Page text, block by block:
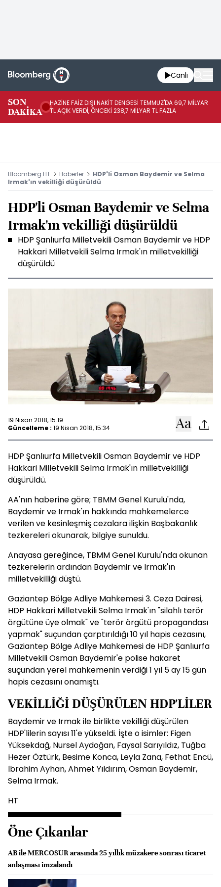
Canlı
SON
DAKİKA
HAZİNE FAİZ DIŞI NAKİT DENGESİ TEMMUZ'DA 69,7 MİLYAR
TL AÇIK VERDİ, ÖNCEKİ 238,7 MİLYAR TL FAZLA
Bloomberg HT Haberler
HDP'li Osman Baydemir ve Selma
Irmak'ın vekilliği düşürüldü
HDP'li Osman Baydemir ve Selma
Irmak'ın vekilliği düşürüldü
HDP Şanlıurfa Milletvekili Osman Baydemir ve HDP
Hakkari Milletvekili Selma Irmak'ın milletvekilliği
düşürüldü
19 Nisan 2018, 15:19
Güncelleme : 19 Nisan 2018, 15:34
HDP Şanlıurfa Milletvekili Osman Baydemir ve HDP
Hakkari Milletvekili Selma Irmak'ın milletvekilliği
düşürüldü.
AA'nın haberine göre; TBMM Genel Kurulu'nda,
Baydemir ve Irmak'ın hakkında mahkemelerce
verilen ve kesinleşmiş cezalara ilişkin Başbakanlık
tezkereleri okunarak, bilgiye sunuldu.
Anayasa gereğince, TBMM Genel Kurulu'nda okunan
tezkerelerin ardından Baydemir ve Irmak'ın
milletvekilliği düştü.
Gaziantep Bölge Adliye Mahkemesi 3. Ceza Dairesi,
HDP Hakkari Milletvekili Selma Irmak'ın "silahlı terör
örgütüne üye olmak" ve "terör örgütü propagandası
yapmak" suçundan çarptırıldığı 10 yıl hapis cezasını,
Gaziantep Bölge Adliye Mahkemesi de HDP Şanlıurfa
Milletvekili Osman Baydemir'e polise hakaret
suçundan yerel mahkemenin verdiği 1 yıl 5 ay 15 gün
hapis cezasını onamıştı.
VEKİLLİĞİ DÜŞÜRÜLEN HDP'LİLER
Baydemir ve Irmak ile birlikte vekilliği düşürülen
HDP'lilerin sayısı 11'e yükseldi. İşte o isimler: Figen
Yüksekdağ, Nursel Aydoğan, Faysal Sarıyıldız, Tuğba
Hezer Öztürk, Besime Konca, Leyla Zana, Fethat Encü,
İbrahim Ayhan, Ahmet Yıldırım, Osman Baydemir,
Selma Irmak.
HT
Öne Çıkanlar
AB ile MERCOSUR arasında 25 yıllık müzakere sonrası ticaret
anlaşması imzalandı